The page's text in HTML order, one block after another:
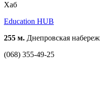
Хаб
Education HUB
255 м. Днепровская
(068) 355-49-25